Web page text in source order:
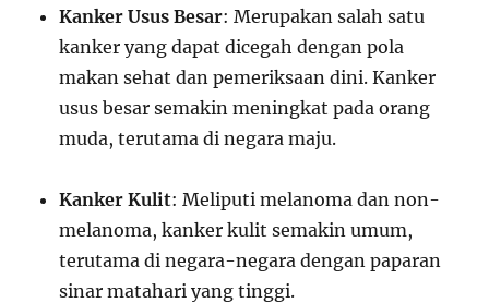
Kanker Usus Besar: Merupakan salah satu
kanker yang dapat dicegah dengan pola
makan sehat dan pemeriksaan dini. Kanker
usus besar semakin meningkat pada orang
muda, terutama di negara maju.
Kanker Kulit: Meliputi melanoma dan non-
melanoma, kanker kulit semakin umum,
terutama di negara-negara dengan paparan
sinar matahari yang tinggi.